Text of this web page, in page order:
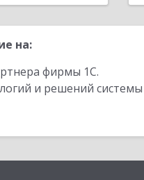
на:
фирмы 1С.
и решений